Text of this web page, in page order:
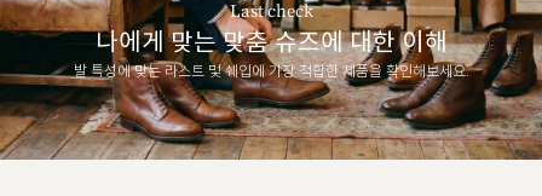
Last check
나에게 맞는 맞춤 슈즈에 대한 이해
발 특성에 맞는 라스트 및 쉐입에 가장 적합한 제품을 확인해보세요.